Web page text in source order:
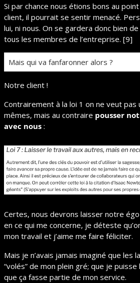
Si par chance nous étions bons au
client, il pourrait se sentir menacé.
lui, ni nous. On se gardera donc bien
tous les membres de l’entreprise. [9]
Mais qui va fanfaronner alors ?
Notre client !
Contrairement à la loi 1 on ne veut pas
mêmes, mais au contraire pousser
avec nous :
Certes, nous devrons laisser notre égo
en ce qui me concerne, je déteste
mon travail et j’aime me faire féliciter.
Mais je n’avais jamais imaginé que les
“volés” de mon plein gré; que je
que ça fasse partie de mon service.